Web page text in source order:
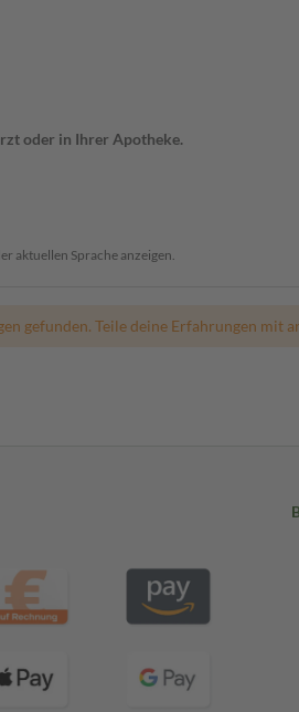
oder in Ihrer Apotheke.
aktuellen Sprache anzeigen.
gefunden. Teile deine Erfahrungen mit